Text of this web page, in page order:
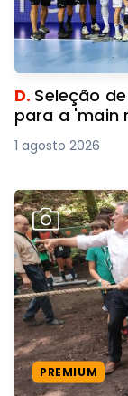
D. Seleção
para a 'main
1 agosto 2026
PREMIUM